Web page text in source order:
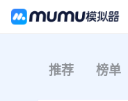
推荐 榜单